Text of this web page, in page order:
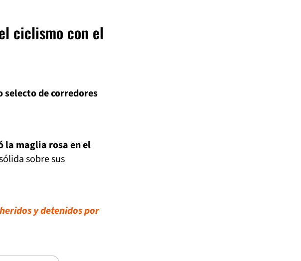
ciclismo con el
selecto de corredores
la maglia rosa en el
sobre sus
y detenidos por